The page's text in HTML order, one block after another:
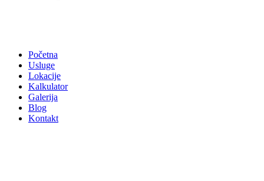
Početna
Usluge
Lokacije
Kalkulator
Galerija
Blog
Kontakt